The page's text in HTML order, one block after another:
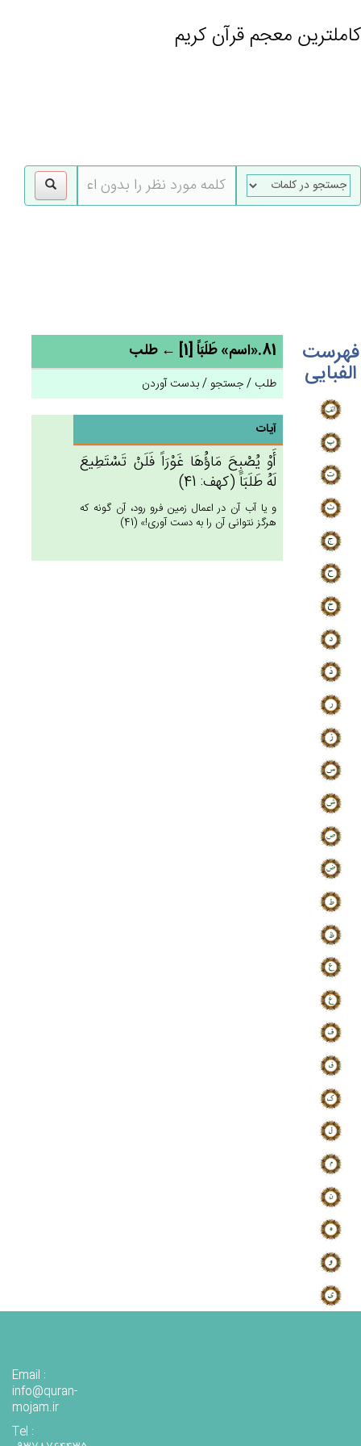
کاملترین معجم قرآن کریم
فهرست
الفبایی
81.«اسم» طَلَبَاً [1] ← طلب
طلب / جستجو / بدست آوردن
آیات
أَوْ يُصْبِح‌َ مَاؤُهَا غَوْرَاً فَلَن‌ْ تَسْتَطِيع‌َ
لَه‌ُ طَلَبَاً (كهف: 41)
و يا آب آن در اعمال زمين فرو رود، آن گونه كه
هرگز نتوانى آن را به دست آورى!» (41)
Email :
info@quran-
mojam.ir
Tel :